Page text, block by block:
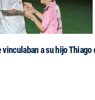
a su hijo Thiago